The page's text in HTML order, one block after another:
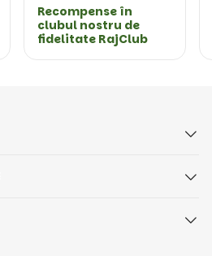
Recompense în
clubul nostru de
fidelitate RajClub